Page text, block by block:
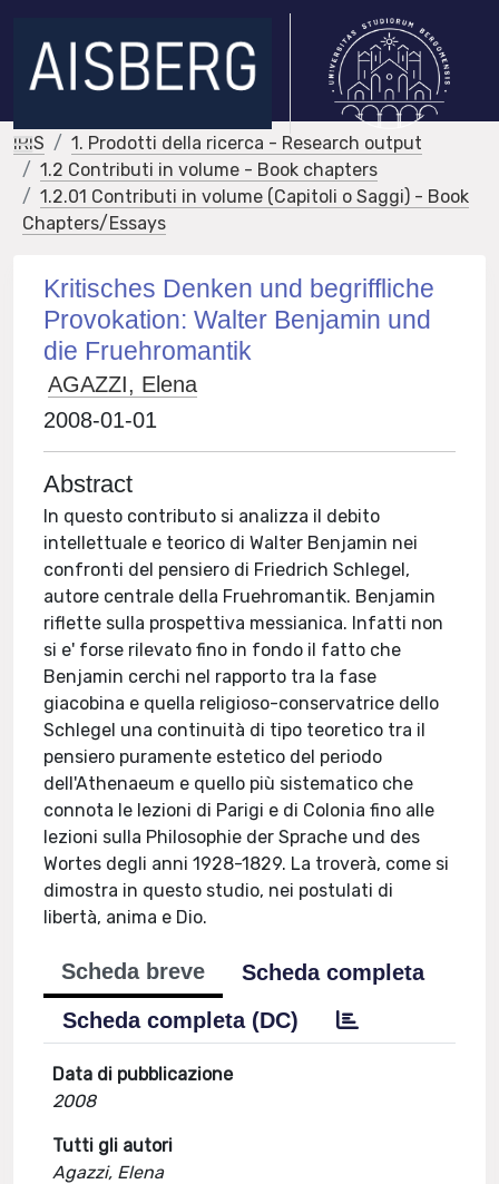
IRIS
1. Prodotti della ricerca - Research output
1.2 Contributi in volume - Book chapters
1.2.01 Contributi in volume (Capitoli o Saggi) - Book
Chapters/Essays
Kritisches Denken und begriffliche
Provokation: Walter Benjamin und
die Fruehromantik
AGAZZI, Elena
2008-01-01
Abstract
In questo contributo si analizza il debito
intellettuale e teorico di Walter Benjamin nei
confronti del pensiero di Friedrich Schlegel,
autore centrale della Fruehromantik. Benjamin
riflette sulla prospettiva messianica. Infatti non
si e' forse rilevato fino in fondo il fatto che
Benjamin cerchi nel rapporto tra la fase
giacobina e quella religioso-conservatrice dello
Schlegel una continuità di tipo teoretico tra il
pensiero puramente estetico del periodo
dell'Athenaeum e quello più sistematico che
connota le lezioni di Parigi e di Colonia fino alle
lezioni sulla Philosophie der Sprache und des
Wortes degli anni 1928-1829. La troverà, come si
dimostra in questo studio, nei postulati di
libertà, anima e Dio.
Scheda breve
Scheda completa
Scheda completa (DC)
Data di pubblicazione
2008
Tutti gli autori
Agazzi, Elena